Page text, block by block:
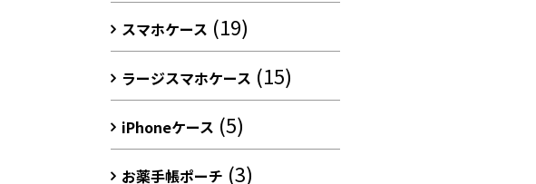
スマホケース (19)
ラージスマホケース (15)
iPhoneケース (5)
お薬手帳ポーチ (3)